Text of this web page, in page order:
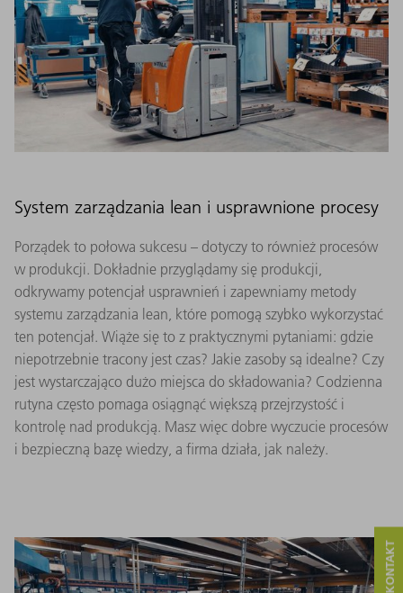
System zarządzania lean i usprawnione procesy
Porządek to połowa sukcesu – dotyczy to również procesów
w produkcji. Dokładnie przyglądamy się produkcji,
odkrywamy potencjał usprawnień i zapewniamy metody
systemu zarządzania lean, które pomogą szybko wykorzystać
ten potencjał. Wiąże się to z praktycznymi pytaniami: gdzie
niepotrzebnie tracony jest czas? Jakie zasoby są idealne? Czy
jest wystarczająco dużo miejsca do składowania? Codzienna
rutyna często pomaga osiągnąć większą przejrzystość i
kontrolę nad produkcją. Masz więc dobre wyczucie procesów
i bezpieczną bazę wiedzy, a firma działa, jak należy.